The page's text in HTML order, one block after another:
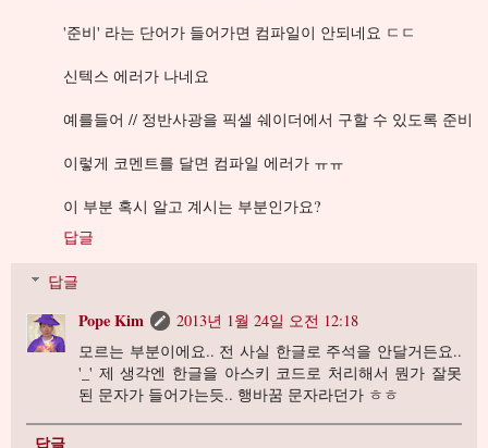
'준비' 라는 단어가 들어가면 컴파일이 안되네요 ㄷㄷ
신텍스 에러가 나네요
예를들어 // 정반사광을 픽셀 쉐이더에서 구할 수 있도록 준비
이렇게 코멘트를 달면 컴파일 에러가 ㅠㅠ
이 부분 혹시 알고 계시는 부분인가요?
답글
답글
Pope Kim
2013년 1월 24일 오전 12:18
모르는 부분이에요.. 전 사실 한글로 주석을 안달거든요..
'_' 제 생각엔 한글을 아스키 코드로 처리해서 뭔가 잘못
된 문자가 들어가는듯.. 행바꿈 문자라던가 ㅎㅎ